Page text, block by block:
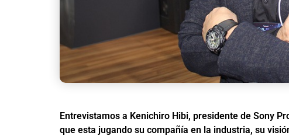
Entrevistamos a Kenichiro Hibi, presidente de Sony
que esta jugando su compañía en la industria, su